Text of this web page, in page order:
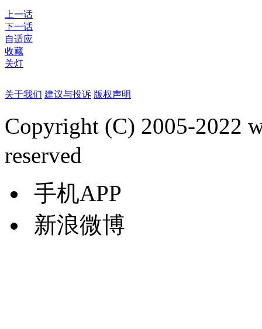
上一话
下一话
自适应
收藏
关灯
关于我们 建议与投诉 版权声明
Copyright (C) 2005-2022
reserved
手机APP
新浪微博